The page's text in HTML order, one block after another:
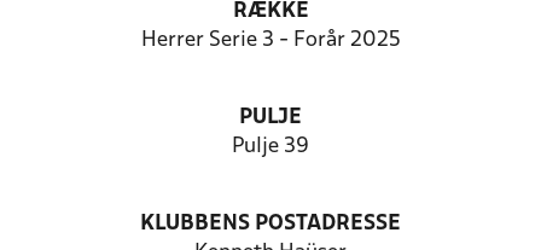
RÆKKE
Herrer Serie 3 - Forår 2025
PULJE
Pulje 39
KLUBBENS POSTADRESSE